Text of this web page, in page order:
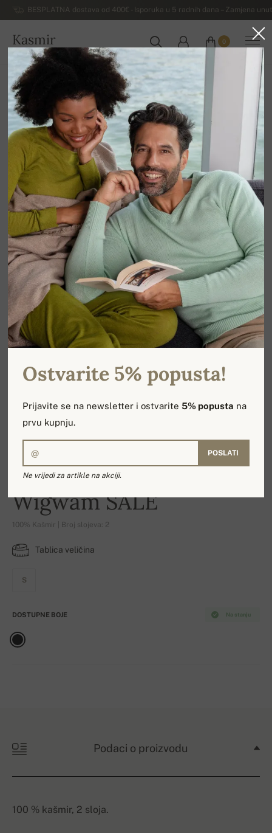
BESPLATNA dostava od 400€ - Isporuka u 5 radnih dana – Zamjena
Kasmir
HRVATSKA
0
Kuća ŽENSKI DŽEMPERI
-17%
Wigwam SALE
100% Kašmir | Broj slojeva: 2
Tablica veličina
S
Na stanju
DOSTUPNE BOJE
Podaci o proizvodu
100 % kašmir, 2 sloja.
Ostvarite 5% popusta!
Prijavite se na newsletter i ostvarite5% popusta na
prvu kupnju.
POSLATI
Ne vrijedi za artikle na akciji.